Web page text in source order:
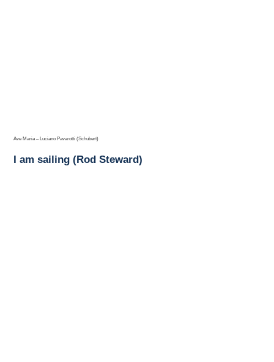
Ave Maria – Luciano Pavarotti (Schubert)
I am sailing (Rod Steward)